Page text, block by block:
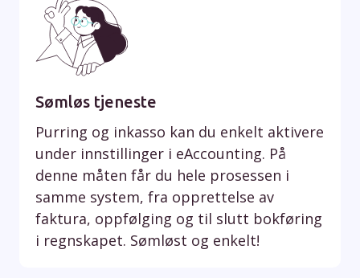
Sømløs tjeneste
Purring og inkasso kan du enkelt aktivere
under innstillinger i eAccounting. På
denne måten får du hele prosessen i
samme system, fra opprettelse av
faktura, oppfølging og til slutt bokføring
i regnskapet. Sømløst og enkelt!